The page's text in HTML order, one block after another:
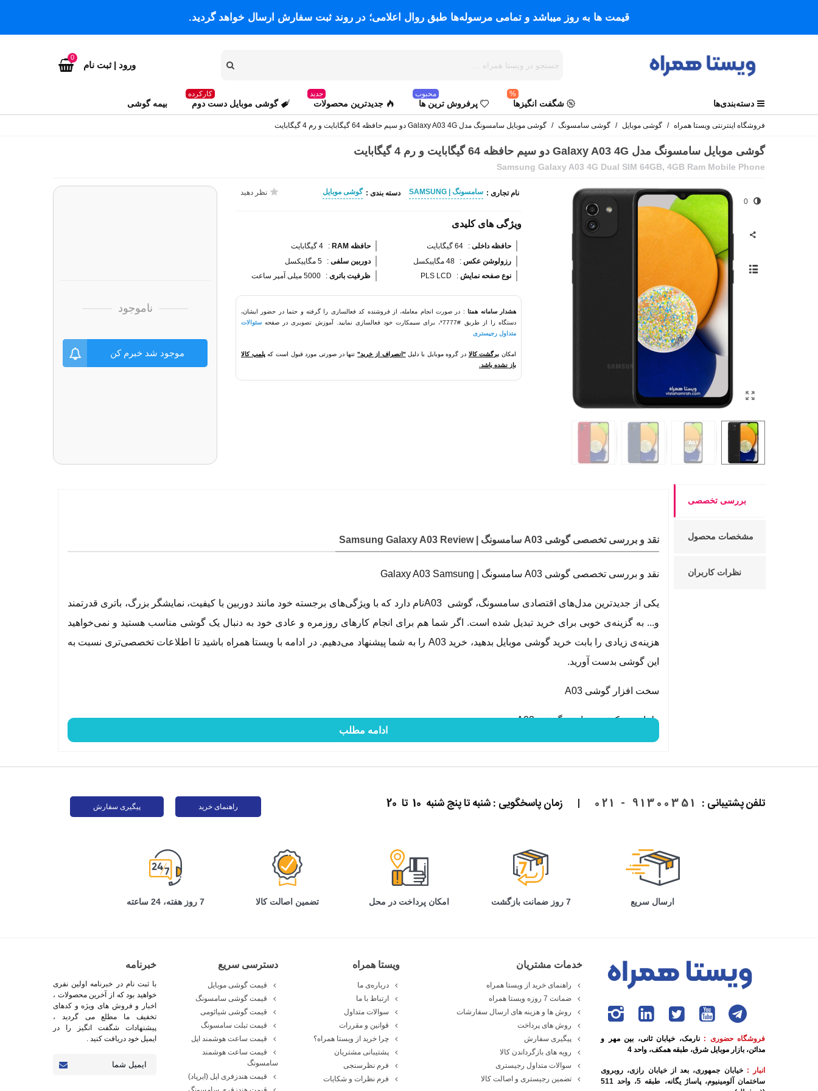
قیمت ها به روز میباشد و تمامی مرسوله‌ها طبق روال اعلامی؛ در روند ثبت سفارش ارسال خواهد گردید.
ورود | ثبت نام
0
دسته‌بندی‌ها شگفت انگیزها
%
پرفروش ترین ها
محبوب
جدیدترین محصولات
جدید
گوشی موبایل دست دوم
کارکرده
بیمه گوشی
فروشگاه اینترنتی ویستا همراه / گوشی موبایل / گوشی سامسونگ / گوشی موبایل سامسونگ مدل Galaxy A03 4G دو سیم حافظه 64 گیگابایت و رم 4 گیگابایت
گوشی موبایل سامسونگ مدل Galaxy A03 4G دو سیم حافظه 64 گیگابایت و رم 4 گیگابایت
Samsung Galaxy A03 4G Dual SIM 64GB, 4GB Ram Mobile Phone
0
نام تجاری : سامسونگ | SAMSUNG دسته بندی : گوشی موبایل نظر دهید
ویژگی های کلیدی
حافظه داخلی : 64 گیگابایت حافظه RAM :
4 گیگابایت
رزولوشن عکس : 48 مگاپیکسل دوربین سلفی :
5 مگاپیکسل
نوع صفحه نمایش :
PLS LCD ظرفیت باتری : 5000 میلی آمپر ساعت
هشدار سامانه همتا : در صورت انجام معامله، از فروشنده کد فعالسازی را گرفته و حتما در حضور ایشان،
دستگاه را از طریق #7777*، برای سیمکارت خود فعالسازی نمایید. آموزش تصویری در صفحه
سئوالات
متداول رجیستری
امکان برگشت کالا در گروه موبایل با دلیل "انصراف از خرید"تنها در صورتی مورد قبول است کهپلمپ کالا
باز نشده باشد.
ناموجود
موجود شد خبرم کن
بررسی تخصصی
مشخصات محصول
نظرات کاربران
نقد و بررسی تخصصی گوشی A03 سامسونگ | Samsung Galaxy A03 Review
نقد و بررسی تخصصی گوشی A03 سامسونگ | Galaxy A03 Samsung
یکی از جدیدترین مدل‌های اقتصادی سامسونگ، گوشی A03نام دارد که با ویژگی‌های برجسته خود مانند دوربین با کیفیت، نمایشگر بزرگ، باتری قدرتمند
و... به گزینه‌ی خوبی برای خرید تبدیل شده است. اگر شما هم برای انجام کارهای روزمره و عادی خود به دنبال یک گوشی مناسب هستید و نمی‌خواهید
هزینه‌ی زیادی را بابت خرید گوشی موبایل بدهید، خرید A03 را به شما پیشنهاد می‌دهیم. در ادامه با ویستا همراه باشید تا اطلاعات تخصصی‌تری نسبت به
این گوشی بدست آورید.
سخت افزار گوشی A03
طراحی و کیفیت ساخت گوشی A03
نظر می‌رسد، اما گاهی همین سادگی می‌تواند حس متفاوتی را به کاربر منتقل کند.
همانند سایر گوشی‌های اقتصادی سامسونگ، این کمپانی کره‌ای برای قاب پشتی این گوشی از پلاستیک استفاده کرده است تا از این طریق بتواند هزینه‌های
ساخت این گوشی را کاهش دهد. این قاب پلاستیکی مقاومت بسیار بالایی را در برابر ضربه و خط و خش از خود نشان می‌دهد. با این حال اگر می‌خواهید
میلی‌متری، به عنوان یک گوشی تقریبا ضخیم به حساب می‌آید.
فریم سمت راست این گوشی میزبان دکمه‌های پاور و تغییر حجم صدا است. درگاه مخصوص سیم کارت دوگانه در سمت چپ فریم میانی گوشی A03
قرار گرفته است که از دو سیم کارت و یک رم میکرو پشتیبانی می‌کند. جک 3.5 میلی‌متری هدفون، درگاه MicroUSB، اسپیکر و میکروفون در فریم
پایینی این گوشی قرار دارند. فریم بالایی این گوشی نیز محل قرارگیری میکروفون دوم است. دوربین سلفی این گوشی در قاب جلویی گوشی، درون یک
ناچ قطره‌ای طراحی شده است.
صفحه‌ نمایش گوشی A03
ادامه مطلب
تلفن پشتیبانی : 91300351 - 021
| زمان پاسخگویی : شنبه تا پنج شنبه 10 تا 20 راهنمای خرید پیگیری سفارش
ارسال سریع 7 روز ضمانت بازگشت امکان پرداخت در محل تضمین اصالت کالا 7 روز هفته، 24 ساعته
فروشگاه حضوری : نارمک، خیابان ثانی، بین مهر و
مدائن، بازار موبایل شرق، طبقه همکف، واحد 4
انبار : خیابان جمهوری، بعد از خیابان رازی، روبروی
ساختمان آلومینیوم، پاساژ یگانه، طبقه 5، واحد 511
خدمات مشتریان
راهنمای خرید از ویستا همراه
ضمانت 7 روزه ویستا همراه
روش ها و هزینه های ارسال سفارشات
روش های پرداخت
پیگیری سفارش
رویه های بازگرداندن کالا
سوالات متداول رجیستری
تضمین رجیستری و اصالت کالا
ویستا همراه
درباره‌ی ما
ارتباط با ما
سوالات متداول
قوانین و مقررات
چرا خرید از ویستا همراه؟
پشتیبانی مشتریان
فرم نظرسنجی
فرم نظرات و شکایات
دسترسی سریع
قیمت گوشی موبایل
قیمت گوشی سامسونگ
قیمت گوشی شیائومی
قیمت تبلت سامسونگ
قیمت ساعت هوشمند اپل
قیمت ساعت هوشمند
سامسونگ
قیمت هندزفری اپل (ایرپاد)
خبرنامه
با ثبت نام در خبرنامه اولین نفری
خواهید بود که از آخرین محصولات ،
اخبار و فروش های ویژه و کدهای
تخفیف ما مطلع می گردید ،
پیشنهادات شگفت انگیز را در
ایمیل خود دریافت کنید .